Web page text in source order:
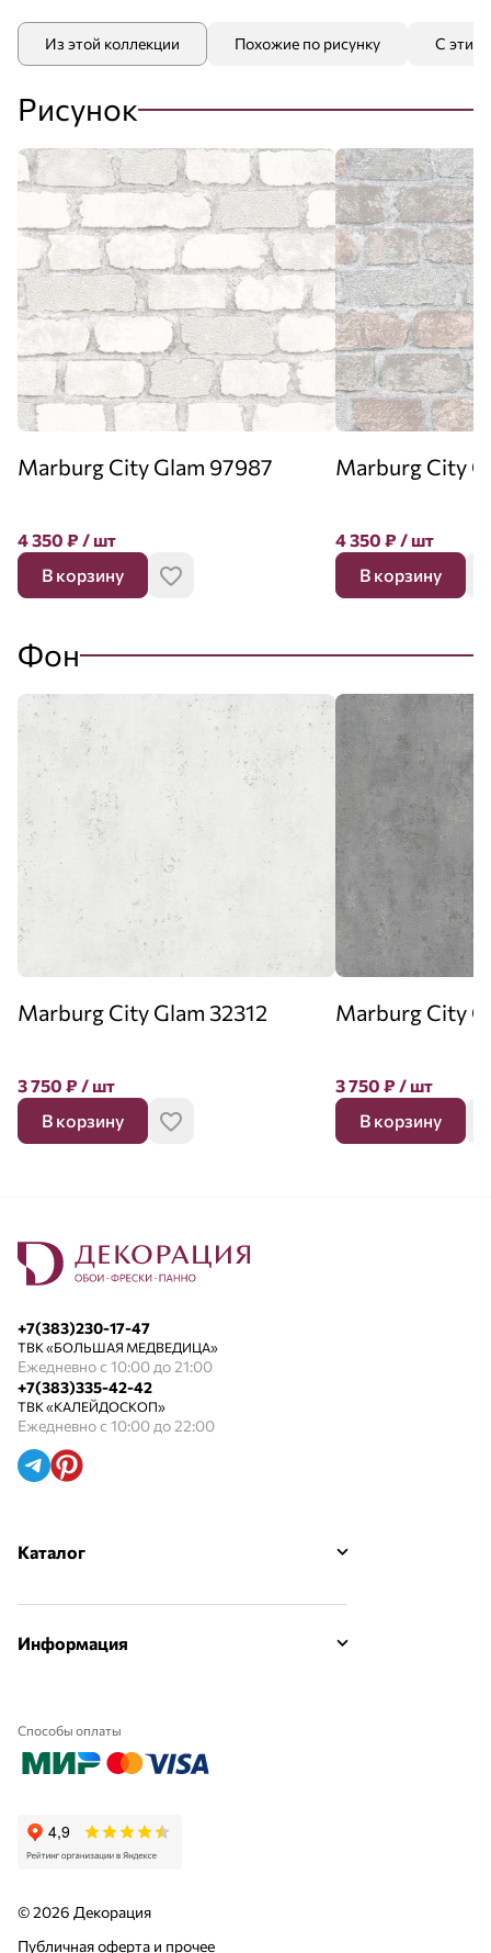
Из этой коллекции Похожие по рисунку С этим
Рисунок
Marburg City Glam 97987
4 350 ₽ / шт
В корзину
Marburg City
4 350 ₽ / шт
В корзину
Фон
Marburg City Glam 32312
3 750 ₽ / шт
В корзину
Marburg City
3 750 ₽ / шт
В корзину
+7(383)230-17-47
ТВК «БОЛЬШАЯ МЕДВЕДИЦА»
Ежедневно с 10:00 до 21:00
+7(383)335-42-42
ТВК «КАЛЕЙДОСКОП»
Ежедневно с 10:00 до 22:00
Каталог
Информация
Способы оплаты
© 2026 Декорация
Публичная оферта и прочее